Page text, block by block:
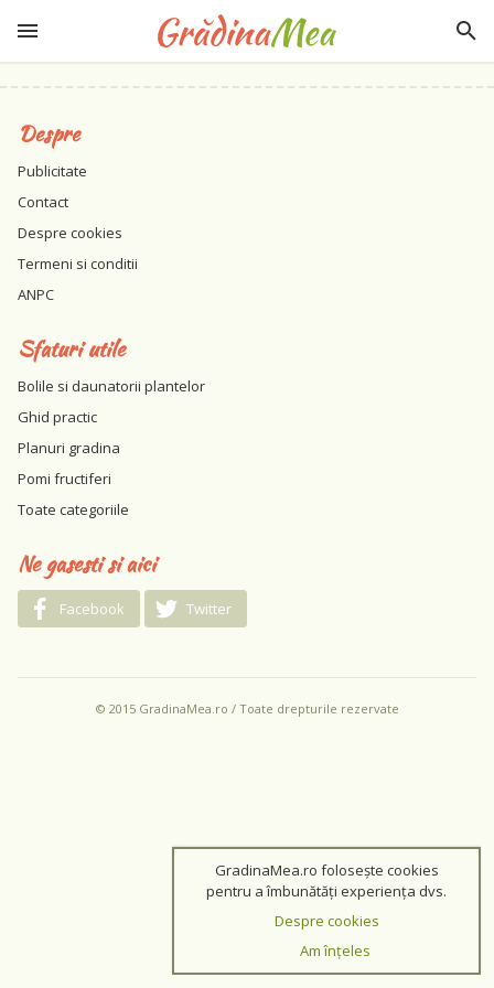
Despre
Publicitate
Contact
Despre cookies
Termeni si conditii
ANPC
Sfaturi utile
Bolile si daunatorii plantelor
Ghid practic
Planuri gradina
Pomi fructiferi
Toate categoriile
Ne gasesti si aici
Facebook Twitter
© 2015 GradinaMea.ro / Toate drepturile rezervate
GradinaMea.ro folosește cookies
pentru a îmbunătăți experiența dvs.
Despre cookies
Am înțeles